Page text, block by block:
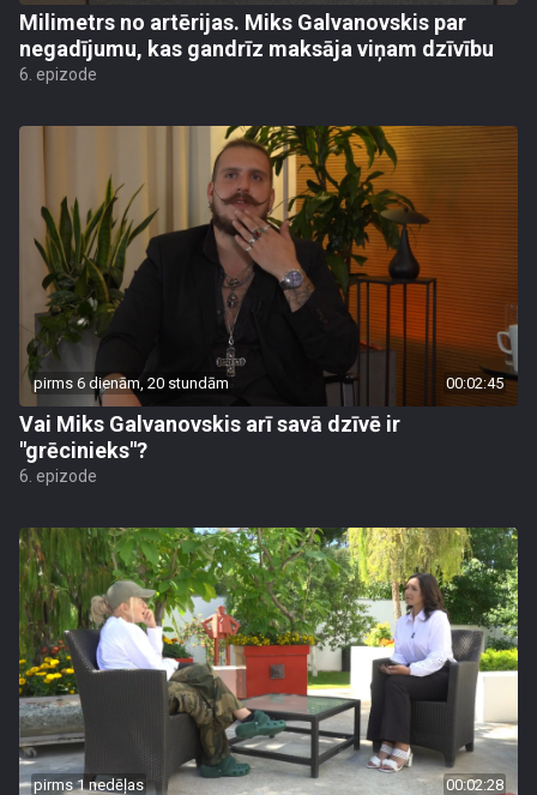
Milimetrs no artērijas. Miks Galvanovskis par
negadījumu, kas gandrīz maksāja viņam dzīvību
6. epizode
pirms 6 dienām, 20 stundām 00:02:45
Vai Miks Galvanovskis arī savā dzīvē ir
"grēcinieks"?
6. epizode
pirms 1 nedēļas 00:02:28